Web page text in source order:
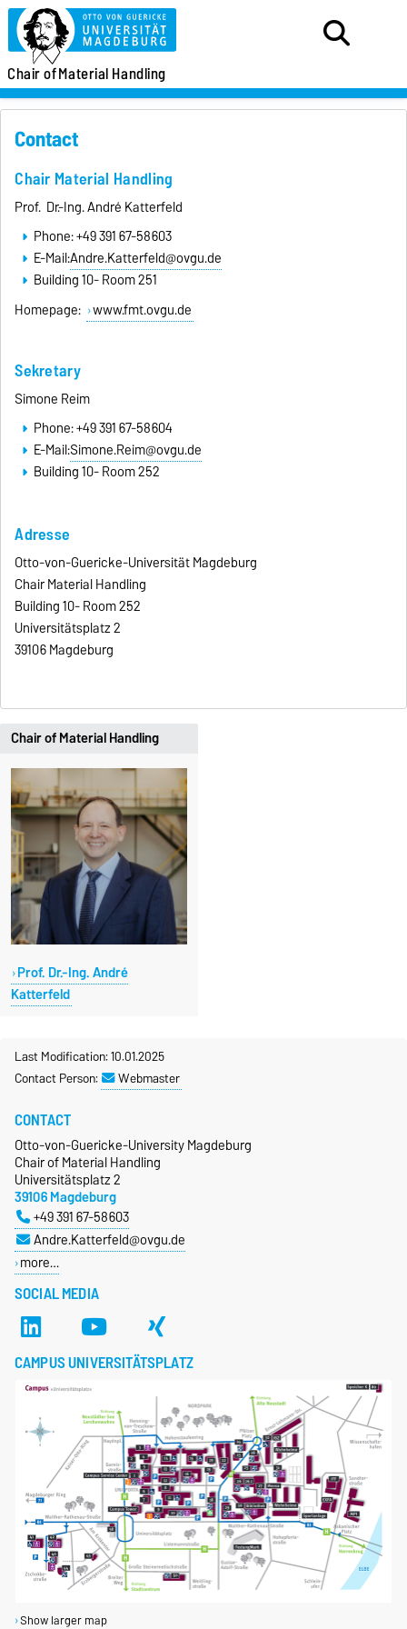
Chair ofMaterial Handling
Contact
Chair Material Handling
Prof. Dr.-Ing. André Katterfeld
Phone: +49 391 67-58603
E-Mail:Andre.Katterfeld@ovgu.de
Building 10- Room 251
Homepage: www.fmt.ovgu.de
Sekretary
Simone Reim
Phone: +49 391 67-58604
E-Mail:Simone.Reim@ovgu.de
Building 10- Room 252
Adresse
Otto-von-Guericke-Universität Magdeburg
Chair Material Handling
Building 10- Room 252
Universitätsplatz 2
39106 Magdeburg
Chair of Material Handling
Prof. Dr.-Ing. André
Katterfeld
Last Modification: 10.01.2025
Contact Person:
Webmaster
SOCIAL MEDIA
CONTACT
Otto-von-Guericke-University Magdeburg
Chair of Material Handling
Universitätsplatz 2
39106 Magdeburg
+49 391 67-58603
Andre.Katterfeld@ovgu.de
more…
CAMPUS UNIVERSITÄTSPLATZ
Show larger map